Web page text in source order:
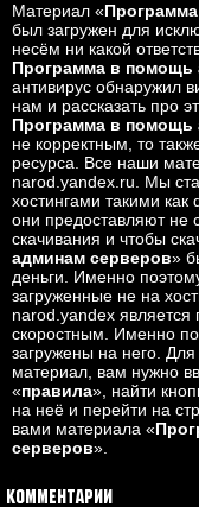
Материал «
был загружен для
несём ни какой
Программа в помощь
антивирус обнаружил
нам и рассказать про
Программа в помощь
не корректным, то
ресурса. Все наши
narod.yandex.ru. Мы
хостингами такими
они предоставляют не
скачивания и чтобы
админам серверов»
деньги. Именно
загруженные не на
narod.yandex
скоростным. Именно
загружены на него.
материал, вам нужно
«правила», найти
на неё и перейти на
вами материала «
серверов».
Комментарии